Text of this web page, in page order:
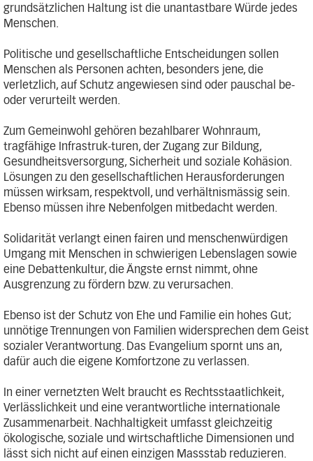
grundsätzlichen Haltung ist die unantastbare Würde jedes
Menschen.
Politische und gesellschaftliche Entscheidungen sollen
Menschen als Personen achten, besonders jene, die
verletzlich, auf Schutz angewiesen sind oder pauschal be-
oder verurteilt werden.
Zum Gemeinwohl gehören bezahlbarer Wohnraum,
tragfähige Infrastruk-turen, der Zugang zur Bildung,
Gesundheitsversorgung, Sicherheit und soziale Kohäsion.
Lösungen zu den gesellschaftlichen Herausforderungen
müssen wirksam, respektvoll, und verhältnismässig sein.
Ebenso müssen ihre Nebenfolgen mitbedacht werden.
Solidarität verlangt einen fairen und menschenwürdigen
Umgang mit Menschen in schwierigen Lebenslagen sowie
eine Debattenkultur, die Ängste ernst nimmt, ohne
Ausgrenzung zu fördern bzw. zu verursachen.
Ebenso ist der Schutz von Ehe und Familie ein hohes Gut;
unnötige Trennungen von Familien widersprechen dem Geist
sozialer Verantwortung. Das Evangelium spornt uns an,
dafür auch die eigene Komfortzone zu verlassen.
In einer vernetzten Welt braucht es Rechtsstaatlichkeit,
Verlässlichkeit und eine verantwortliche internationale
Zusammenarbeit. Nachhaltigkeit umfasst gleichzeitig
ökologische, soziale und wirtschaftliche Dimensionen und
lässt sich nicht auf einen einzigen Massstab reduzieren.